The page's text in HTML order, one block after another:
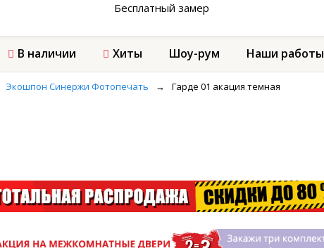
Бесплатный замер
В наличии Хиты Шоу-рум Наши работы
Экошпон Синержи Фотопечать → Гарде 01 акация темная